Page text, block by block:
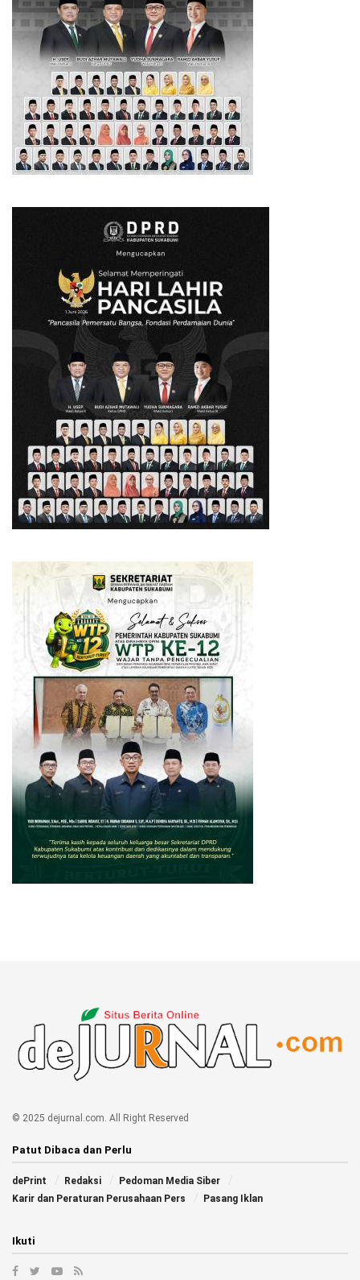
© 2025 dejurnal.com. All Right Reserved
Patut Dibaca dan Perlu
dePrint Redaksi
Pedoman Media Siber
Karir dan Peraturan Perusahaan Pers
Pasang Iklan
Ikuti